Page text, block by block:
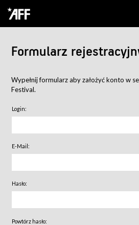
Formularz
Wypełnij formularz aby założyć konto w
Festival.
Login:
E-Mail:
Hasło:
Powtórz hasło: